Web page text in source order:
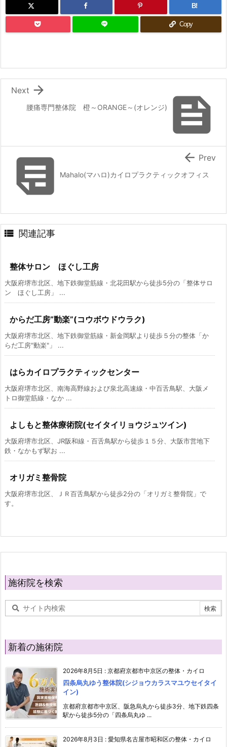
B!
Copy

腰痛専門整体院 橙～ORANGE～(オレンジ)

Next
Mahalo(マハロ)カイロプラクティックオフィス
 Prev
 関連記事
整体サロン ほぐし工房
大阪府堺市北区、地下鉄御堂筋線・北花田駅から徒歩5分の「整体サロ
ン ほぐし工房」 ...
からだ工房”動楽”(コウボウドウラク)
大阪府堺市北区、地下鉄御堂筋線・新金岡駅より徒歩５分の整体「か
らだ工房"動楽"」 ...
はらカイロプラクティックセンター
大阪府堺市北区、南海高野線および泉北高速線・中百舌鳥駅、大阪メ
トロ御堂筋線・なか ...
よしもと整体療術院(セイタイリョウジュツイン)
大阪府堺市北区、JR阪和線・百舌鳥駅から徒歩１５分、大阪市営地下
鉄・なかもず駅お ...
オリガミ整骨院
大阪府堺市北区、ＪＲ百舌鳥駅から徒歩2分の「オリガミ整骨院」で
す。
施術院を検索
新着の施術院
2026年8月5日 : 京都府京都市中京区の整体・カイロ
四条烏丸ゆう整体院(シジョウカラスマユウセイタイ
イン)
京都府京都市中京区、阪急烏丸から徒歩3分、地下鉄四条
駅から徒歩5分の「四条烏丸ゆ ...
2026年8月3日 : 愛知県名古屋市昭和区の整体・カイロ